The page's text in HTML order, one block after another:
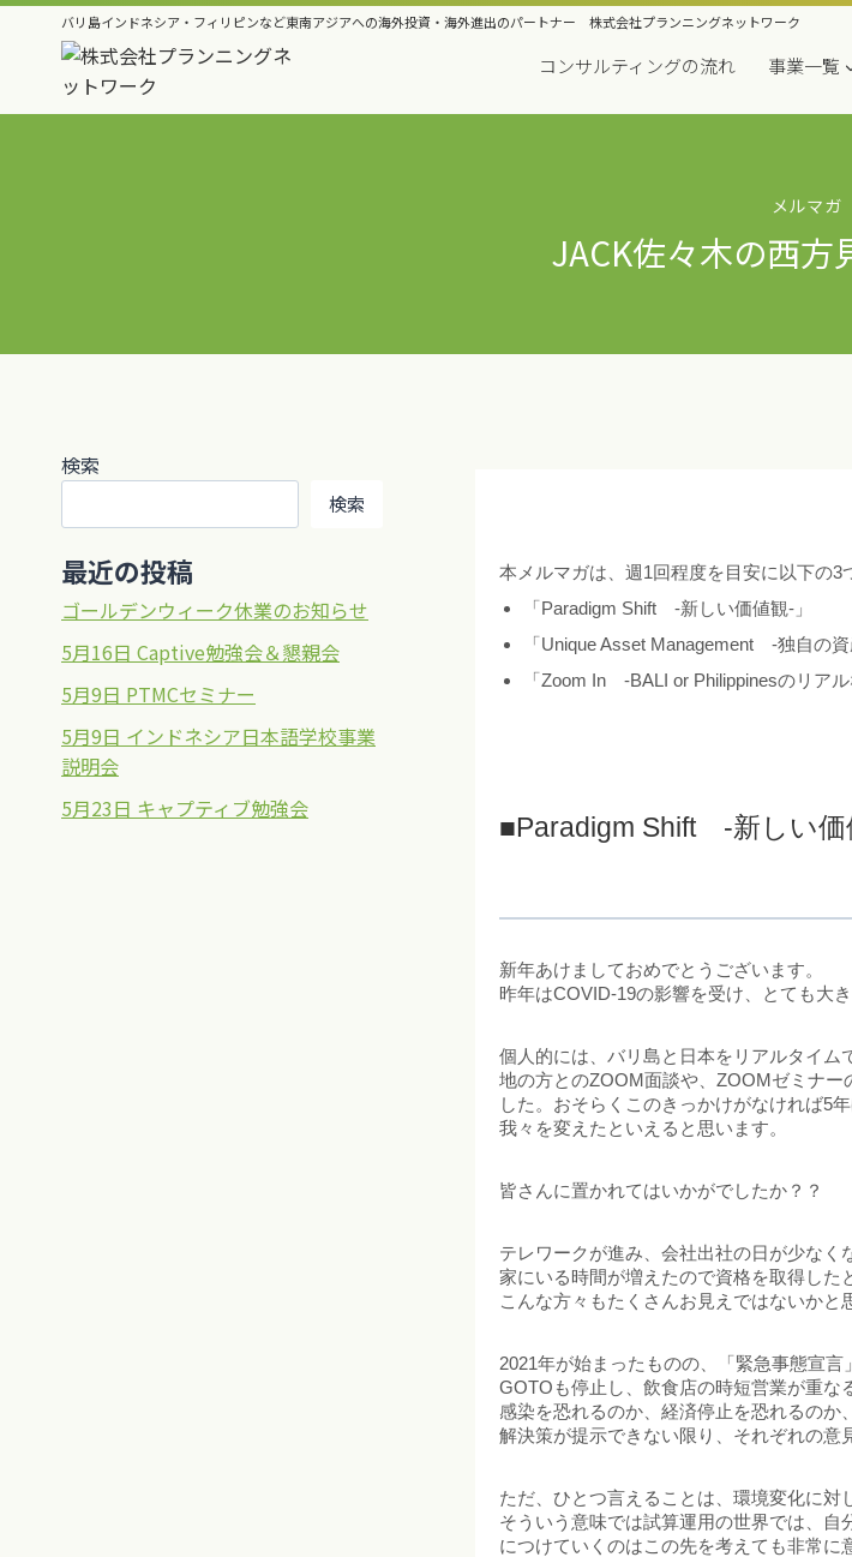
内
バリ島インドネシア・フィリピンなど東南アジアへの海外投資・海外進出のパートナー 株式会社プランニングネットワーク
コンサルティングの流れ 事業一覧
メルマガ
JACK佐々木の西
本メルマガは、週1回程度を目安に以下の3
「Paradigm Shift -新しい価値観-」
「Unique Asset Management -独自の資
「Zoom In -BALI or Philippinesのリアル
■Paradigm Shift -新しい価
新年あけましておめでとうございます。
昨年はCOVID-19の影響を受け、とても大
個人的には、バリ島と日本をリアルタイ
地の方とのZOOM面談や、ZOOMゼミナ
した。おそらくこのきっかけがなければ5
我々を変えたといえると思います。
皆さんに置かれてはいかがでしたか？？
テレワークが進み、会社出社の日が少なく
家にいる時間が増えたので資格を取得した
こんな方々もたくさんお見えではないかと
2021年が始まったものの、「緊急事態宣言
GOTOも停止し、飲食店の時短営業が重な
感染を恐れるのか、経済停止を恐れるのか
解決策が提示できない限り、それぞれの意
ただ、ひとつ言えることは、環境変化に対
そういう意味では試算運用の世界では、
につけていくのはこの先を考えても非常に
検索
検索
最近の投稿
ゴールデンウィーク休業のお知らせ
5月16日 Captive勉強会＆懇親会
5月9日 PTMCセミナー
5月9日 インドネシア日本語学校事業
説明会
5月23日 キャプティブ勉強会